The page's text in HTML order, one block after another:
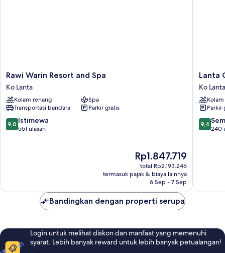
Rawi
Warin
Resort
and
Spa
Ko
Lanta
Rawi Warin Resort and Spa
Ko Lanta
Kolam renang
Spa
Transportasi bandara
Parkir gratis
9.0
dari
9,0 Istimewa
551 ulasan
Harga
sekarang
Rp1.847.719
Rp1.847.719
total Rp2.193.246
termasuk pajak & biaya lainnya
6 Sep - 7 Sep
Lanta
Casa
Blanca
Ko
Lanta
Lanta
Ko Lanta
Parkir
9.4
dari
9,4
240
Bandingkan dengan properti serupa
Login untuk melihat diskon dan manfaat yang memenuhi
syarat. Lebih banyak reward untuk lebih banyak petualangan!